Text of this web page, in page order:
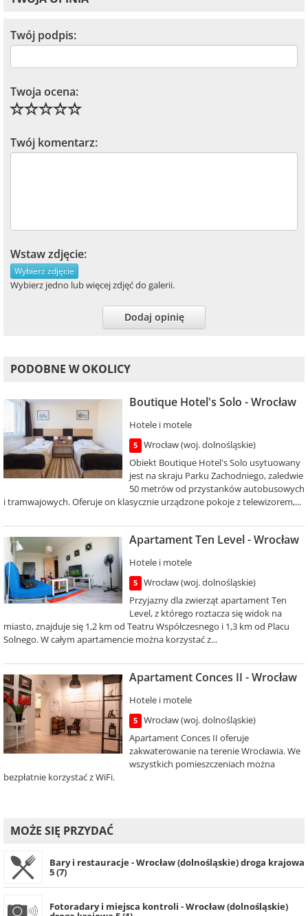
Twój podpis:
Twoja ocena:
Twój komentarz:
Wstaw zdjęcie:
Wybierz zdjęcie
Wybierz jedno lub więcej zdjęć do galerii.
Dodaj opinię
PODOBNE W OKOLICY
Boutique Hotel's Solo - Wrocław
Hotele i motele
5
Wrocław (woj. dolnośląskie)
Obiekt Boutique Hotel's Solo usytuowany
jest na skraju Parku Zachodniego, zaledwie
50 metrów od przystanków autobusowych
i tramwajowych. Oferuje on klasycznie urządzone pokoje z telewizorem,...
Apartament Ten Level - Wrocław
Hotele i motele
5
Wrocław (woj. dolnośląskie)
Przyjazny dla zwierząt apartament Ten
Level, z którego roztacza się widok na
miasto, znajduje się 1,2 km od Teatru Współczesnego i 1,3 km od Placu
Solnego. W całym apartamencie można korzystać z...
Apartament Conces II - Wrocław
Hotele i motele
5
Wrocław (woj. dolnośląskie)
Apartament Conces II oferuje
zakwaterowanie na terenie Wrocławia. We
wszystkich pomieszczeniach można
bezpłatnie korzystać z WiFi.
MOŻE SIĘ PRZYDAĆ
Bary i restauracje - Wrocław (dolnośląskie) droga krajowa
5 (7)
Fotoradary i miejsca kontroli - Wrocław (dolnośląskie)